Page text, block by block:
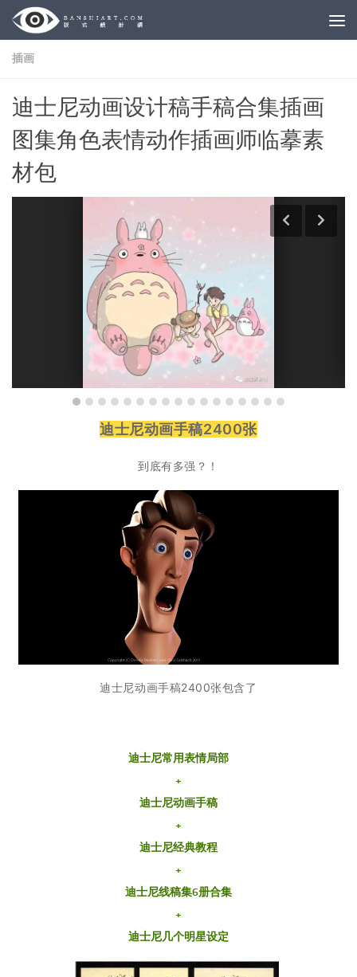
Skip to content
插画
迪士尼动画设计稿手稿合集插画
图集角色表情动作插画师临摹素
材包
迪士尼动画手稿2400张
到底有多强？！
迪士尼动画手稿2400张包含了
迪士尼常用表情局部
迪士尼动画手稿
迪士尼经典教程
迪士尼线稿集6册合集
迪士尼几个明星设定